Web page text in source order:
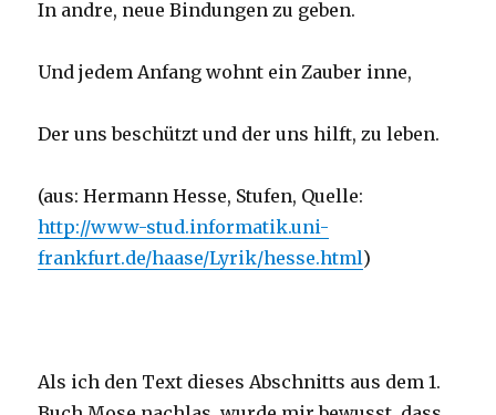
In andre, neue Bindungen zu geben.
Und jedem Anfang wohnt ein Zauber inne,
Der uns beschützt und der uns hilft, zu leben.
(aus: Hermann Hesse, Stufen, Quelle:
http://www-stud.informatik.uni-
frankfurt.de/haase/Lyrik/hesse.html)
Als ich den Text dieses Abschnitts aus dem 1.